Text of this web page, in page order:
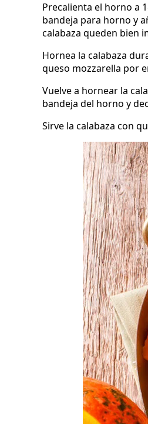
Precalienta el horno a
bandeja para horno y
calabaza queden bien
Hornea la calabaza
queso mozzarella por
Vuelve a hornear la
bandeja del horno y
Sirve la calabaza con